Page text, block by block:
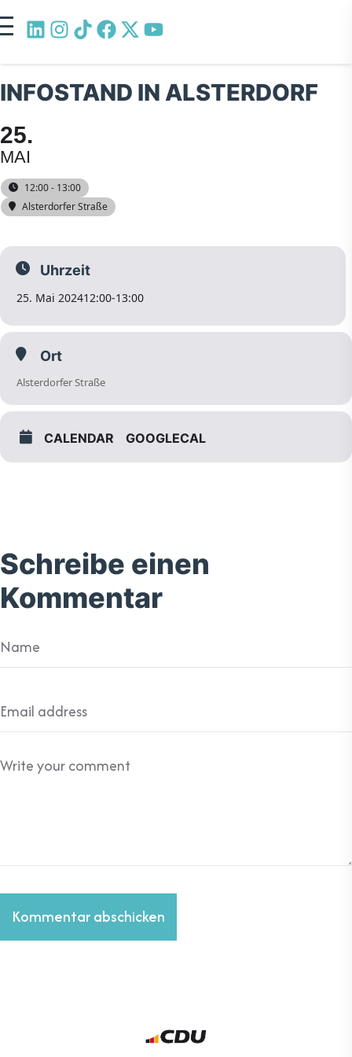
INFOSTAND IN ALSTERDORF
25
MAI
12:00 - 13:00
Alsterdorfer Straße
Uhrzeit
25. Mai 202412:00-13:00
Ort
Alsterdorfer Straße
CALENDAR GOOGLECAL
Schreibe einen
Kommentar